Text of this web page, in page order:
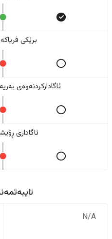
برێکی
ئاگادارکردنەوەی
ئاگاداری
N/A